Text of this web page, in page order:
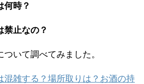
何時？
禁止なの？
いて調べてみました。
混雑する？場所取りは？お酒の持